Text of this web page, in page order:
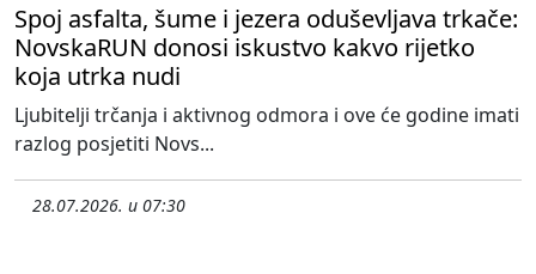
Spoj asfalta, šume i jezera oduševljava trkače:
NovskaRUN donosi iskustvo kakvo rijetko
koja utrka nudi
Ljubitelji trčanja i aktivnog odmora i ove će godine imati
razlog posjetiti Novs...
28.07.2026. u 07:30